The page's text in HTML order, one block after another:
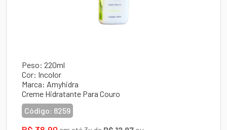
Peso: 220ml
Cor: Incolor
Marca: Amyhidra
Creme Hidratante Para Couro
Código: 8259